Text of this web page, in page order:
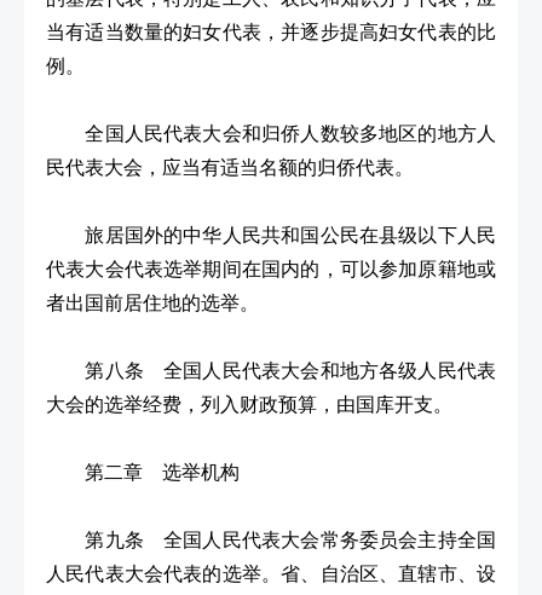
当有适当数量的妇女代表，并逐步提高妇女代表的比
例。
全国人民代表大会和归侨人数较多地区的地方人
民代表大会，应当有适当名额的归侨代表。
旅居国外的中华人民共和国公民在县级以下人民
代表大会代表选举期间在国内的，可以参加原籍地或
者出国前居住地的选举。
第八条 全国人民代表大会和地方各级人民代表
大会的选举经费，列入财政预算，由国库开支。
第二章 选举机构
第九条 全国人民代表大会常务委员会主持全国
人民代表大会代表的选举。省、自治区、直辖市、设